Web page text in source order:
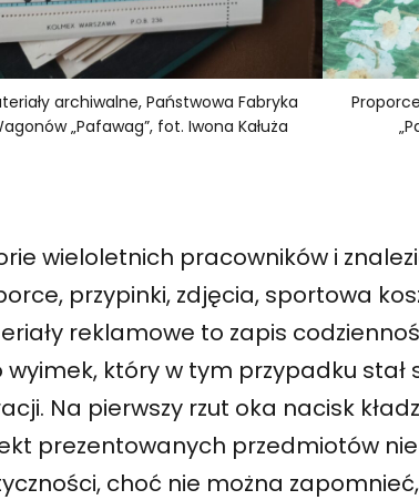
archiwalne, Państwowa Fabryka
„Pafawag”, fot. Iwona Kałuża
wieloletnich pracowników i
przypinki, zdjęcia, sportowa
reklamowe to zapis
wyimek, który w tym przypadku stał
Na pierwszy rzut oka nacisk
prezentowanych przedmiotów
choć nie można